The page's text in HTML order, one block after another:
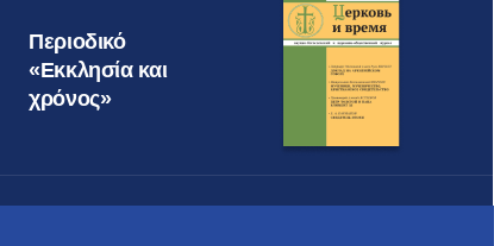
Περιοδικό
«Εκκλησία και
χρόνος»